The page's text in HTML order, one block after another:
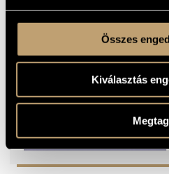
Összes
Kiválasztás